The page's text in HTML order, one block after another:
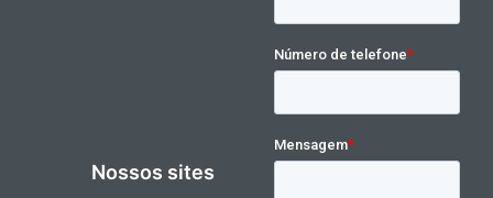
Nossos sites